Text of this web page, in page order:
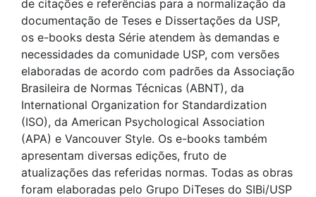
de citações e referências para a normalização da
documentação de Teses e Dissertações da USP,
os e-books desta Série atendem às demandas e
necessidades da comunidade USP, com versões
elaboradas de acordo com padrões da Associação
Brasileira de Normas Técnicas (ABNT), da
International Organization for Standardization
(ISO), da American Psychological Association
(APA) e Vancouver Style. Os e-books também
apresentam diversas edições, fruto de
atualizações das referidas normas. Todas as obras
foram elaboradas pelo Grupo DiTeses do SIBi/USP